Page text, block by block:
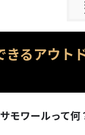
きるアウト
モワールって何